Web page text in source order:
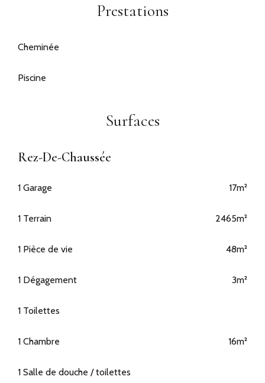
Prestations
Cheminée
Piscine
Surfaces
Rez-De-Chaussée
1 Garage 17m²
1 Terrain 2465m²
1 Pièce de vie 48m²
1 Dégagement 3m²
1 Toilettes
1 Chambre 16m²
1 Salle de douche / toilettes